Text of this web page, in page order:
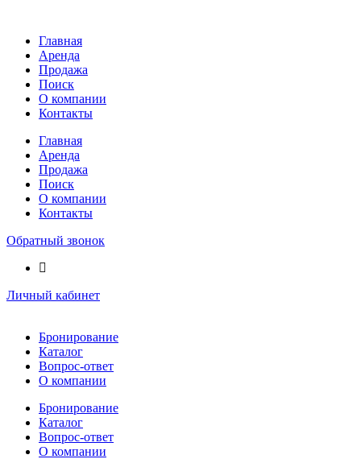
содержимому
Главная
Аренда
Продажа
Поиск
О компании
Контакты
Главная
Аренда
Продажа
Поиск
О компании
Контакты
Обратный звонок
Личный кабинет
Бронирование
Каталог
Вопрос-ответ
О компании
Бронирование
Каталог
Вопрос-ответ
О компании